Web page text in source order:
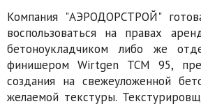
Компания "АЭРОДОРСТРОЙ"
воспользоваться на правах
бетоноукладчиком либо же
финишером Wirtgen TCM 95,
создания на свежеуложенной
желаемой текстуры.